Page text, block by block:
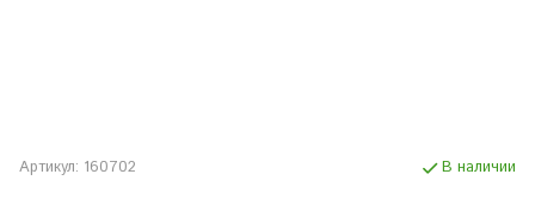
Артикул: 160702 В наличии